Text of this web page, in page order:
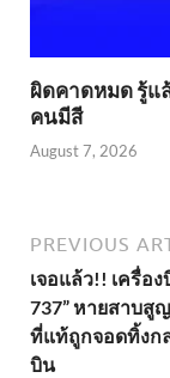
ผิดคาดหมด รู้แ
คนมีสี
August 7, 2026
PREVIOUS
เจอแล้ว!! เครื่อง
737” หายสาบสู
ที่แท้ถูกจอดทิ้งก
บิน